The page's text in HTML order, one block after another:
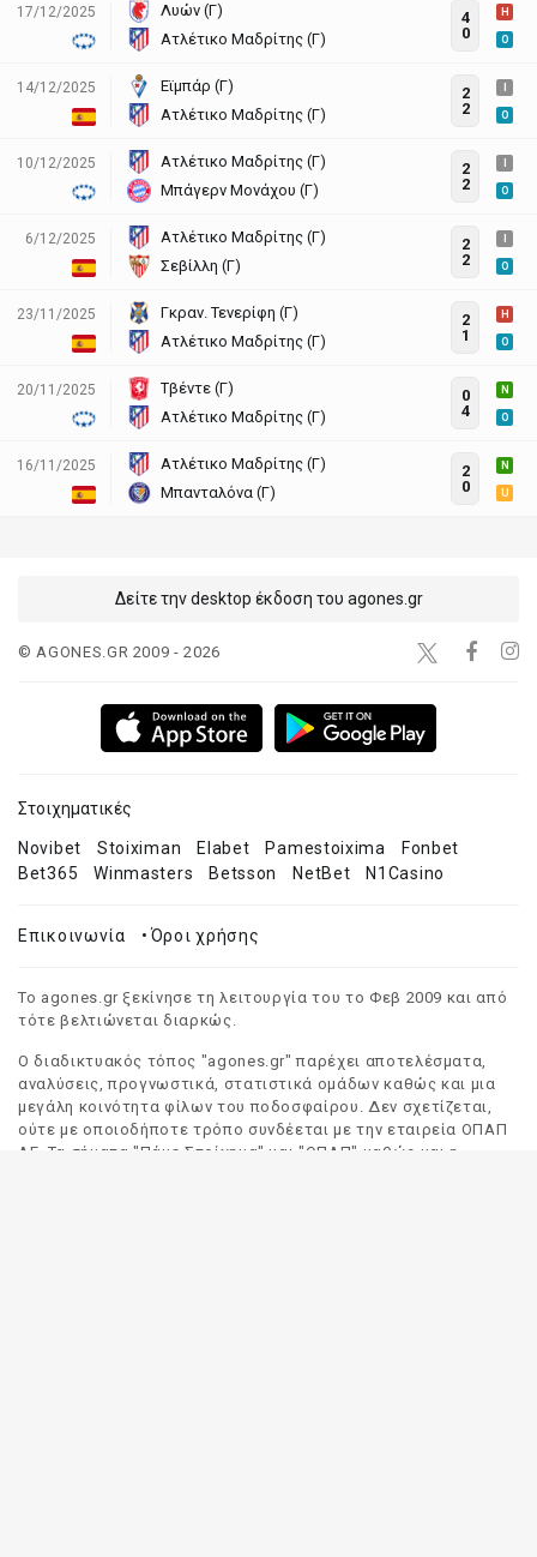
17/12/2025
Λυών (Γ)
Ατλέτικο Μαδρίτης (Γ)
4
0
H
O
14/12/2025
Εϊμπάρ (Γ)
Ατλέτικο Μαδρίτης (Γ)
2
2
O
10/12/2025
Ατλέτικο Μαδρίτης (Γ)
Μπάγερν Μονάχου (Γ)
2
2
O
6/12/2025
Ατλέτικο Μαδρίτης (Γ)
Σεβίλλη (Γ)
2
2
O
23/11/2025
Γκραν. Τενερίφη (Γ)
Ατλέτικο Μαδρίτης (Γ)
2
1
H
O
20/11/2025
Τβέντε (Γ)
Ατλέτικο Μαδρίτης (Γ)
0
4
N
O
16/11/2025
Ατλέτικο Μαδρίτης (Γ)
Μπανταλόνα (Γ)
2
0
N
U
Δείτε την desktop έκδοση του agones.gr
© AGONES.GR 2009 - 2026
Στοιχηματικές
Novibet Stoiximan Elabet Pamestoixima
Fonbet
Bet365
Winmasters Betsson NetBet N1Casino
Επικοινωνία •Όροι χρήσης
Το agones.gr ξεκίνησε τη λειτουργία του το Φεβ 2009 και από
τότε βελτιώνεται διαρκώς.
Ο διαδικτυακός τόπος "agones.gr" παρέχει αποτελέσματα,
αναλύσεις, προγνωστικά, στατιστικά ομάδων καθώς και μια
μεγάλη κοινότητα φίλων του ποδοσφαίρου. Δεν σχετίζεται,
ούτε με οποιοδήποτε τρόπο συνδέεται με την εταιρεία ΟΠΑΠ
ΑΕ. Τα σήματα "Πάμε Στοίχημα" και "ΟΠΑΠ" καθώς και η